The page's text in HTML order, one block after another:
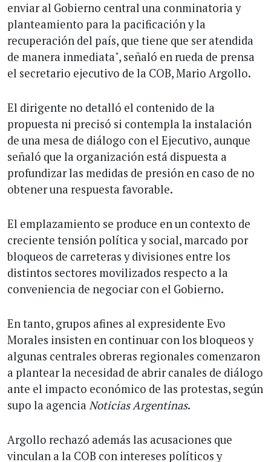
enviar al Gobierno central una conminatoria y
planteamiento para la pacificación y la
recuperación del país, que tiene que ser atendida
de manera inmediata", señaló en rueda de prensa
el secretario ejecutivo de la COB, Mario Argollo.
El dirigente no detalló el contenido de la
propuesta ni precisó si contempla la instalación
de una mesa de diálogo con el Ejecutivo, aunque
señaló que la organización está dispuesta a
profundizar las medidas de presión en caso de no
obtener una respuesta favorable.
El emplazamiento se produce en un contexto de
creciente tensión política y social, marcado por
bloqueos de carreteras y divisiones entre los
distintos sectores movilizados respecto a la
conveniencia de negociar con el Gobierno.
En tanto, grupos afines al expresidente Evo
Morales insisten en continuar con los bloqueos y
algunas centrales obreras regionales comenzaron
a plantear la necesidad de abrir canales de diálogo
ante el impacto económico de las protestas, según
supo la agencia Noticias Argentinas.
Argollo rechazó además las acusaciones que
vinculan a la COB con intereses políticos y